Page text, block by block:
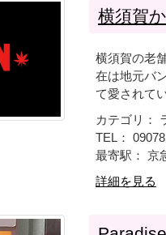
横須賀
横須賀の老
在は地元バ
て愛されて
カテゴリ：
TEL：
最寄駅： 京
詳細を見る